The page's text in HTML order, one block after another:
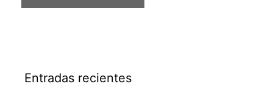
Entradas recientes